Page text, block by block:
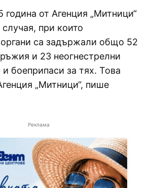
година от Агенция „Митници“
случая, при които
са задържали общо 52
и 23 неогнестрелни
боеприпаси за тях. Това
„Митници“, пише
Реклама